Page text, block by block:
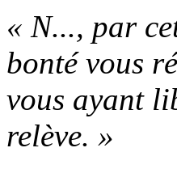
« N..., par
bonté vous
vous ayant
relève. »